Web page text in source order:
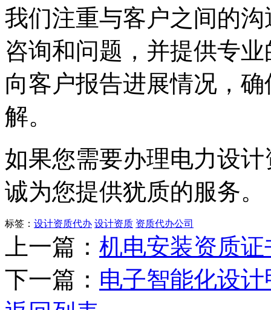
我们注重与客户之间的
咨询和问题，并提供专
向客户报告进展情况，
解。
如果您需要办理电力设
诚为您提供犹质的服务。
标签： 设计资质代办 设计资质 资质代办公司
上一篇： 机电安装资质证
下一篇： 电子智能化设